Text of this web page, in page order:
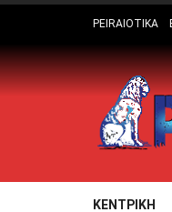
PEIRAIOTIKA
ΚΕΝΤΡΙΚΗ